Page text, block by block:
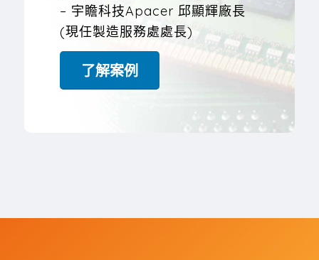
– 宇瞻科技Apacer 邱顯輝廠長
(現任製造服務處處長)
了解案例